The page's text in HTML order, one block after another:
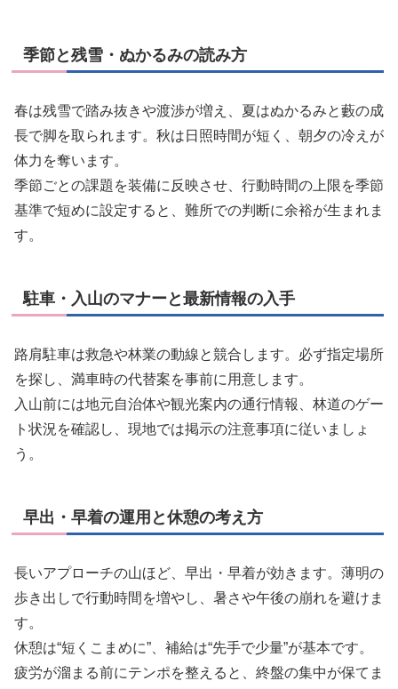
季節と残雪・ぬかるみの読み方
春は残雪で踏み抜きや渡渉が増え、夏はぬかるみと藪の成
長で脚を取られます。秋は日照時間が短く、朝夕の冷えが
体力を奪います。
季節ごとの課題を装備に反映させ、行動時間の上限を季節
基準で短めに設定すると、難所での判断に余裕が生まれま
す。
駐車・入山のマナーと最新情報の入手
路肩駐車は救急や林業の動線と競合します。必ず指定場所
を探し、満車時の代替案を事前に用意します。
入山前には地元自治体や観光案内の通行情報、林道のゲー
ト状況を確認し、現地では掲示の注意事項に従いましょ
う。
早出・早着の運用と休憩の考え方
長いアプローチの山ほど、早出・早着が効きます。薄明の
歩き出しで行動時間を増やし、暑さや午後の崩れを避けま
す。
休憩は“短くこまめに”、補給は“先手で少量”が基本です。
疲労が溜まる前にテンポを整えると、終盤の集中が保てま